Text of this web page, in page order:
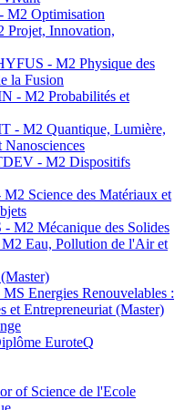
M2 Optimisation
Projet, Innovation,
- M2 Physique des
la Fusion
- M2 Probabilités et
- M2 Quantique, Lumière,
Nanosciences
- M2 Dispositifs
Science des Matériaux et
M2 Mécanique des Solides
Eau, Pollution de l'Air et
Energies Renouvelables :
et Entrepreneuriat (Master)
EuroteQ
of Science de l'Ecole